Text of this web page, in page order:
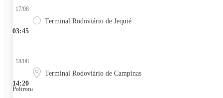
03:45
17/08
Terminal Rodoviário de Jequié
14:20
18/08
Terminal Rodoviário de Campinas
Poltrona